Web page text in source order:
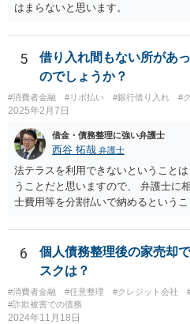
はまらないと思います。
5
借り入れ間もない所があ
のでしょうか？
#消費者金融 #リボ払い #銀行借り入れ #
2025年2月7日
借金・債務整理に強い弁護士
西谷 拓哉 弁護士
法テラスを利用できないということ
うことだと思いますので、 弁護士に
士費用等を分割払いで納めるという
は、負債が拡大するだけになるので
者様のご判断になると思いますので
で終わりとさせていただきます。
6
個人債務整理後の家売却
スクは？
#消費者金融 #任意整理 #クレジット会社
#詐欺被害での債務
2024年11月18日